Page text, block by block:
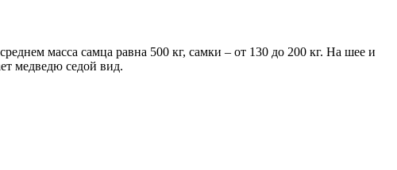
масса самца равна 500 кг, самки – от 130 до 200 кг. На шее и
медведю седой вид.